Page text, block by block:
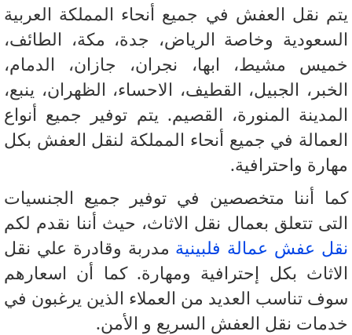
نقل العفش في جميع أنحاء المملكة العربية
وخاصة الرياض، جدة، مكة، الطائف،
مشيط، ابها، نجران، جازان، الدمام،
الجبيل، القطيف، الاحساء، الظهران، ينبع،
المنورة، القصيم. يتم توفير جميع أنواع
في جميع أنحاء المملكة لنقل العفش بكل
واحترافية.
أننا متخصصين في توفير جميع الجنسيات
تتعلق بعمال نقل الاثاث، حيث أننا نقدم لكم
عفش عمالة فلبينيةمدربة وقادرة علي نقل
بكل إحترافية ومهارة. كما أن اسعارهم
تناسب العديد من العملاء الذين يرغبون في
نقل العفش السريع و الأمن.